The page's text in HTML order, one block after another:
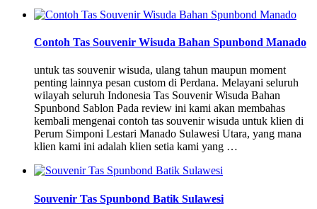
Contoh Tas Souvenir Wisuda Bahan Spunbond Manado
untuk tas souvenir wisuda, ulang tahun maupun moment
penting lainnya pesan custom di Perdana. Melayani seluruh
wilayah seluruh Indonesia Tas Souvenir Wisuda Bahan
Spunbond Sablon Pada review ini kami akan membahas
kembali mengenai contoh tas souvenir wisuda untuk klien di
Perum Simponi Lestari Manado Sulawesi Utara, yang mana
klien kami ini adalah klien setia kami yang …
Souvenir Tas Spunbond Batik Sulawesi